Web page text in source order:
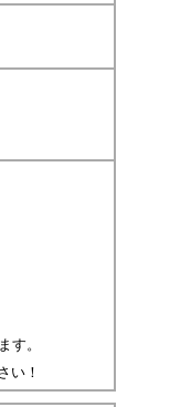
す。
い！